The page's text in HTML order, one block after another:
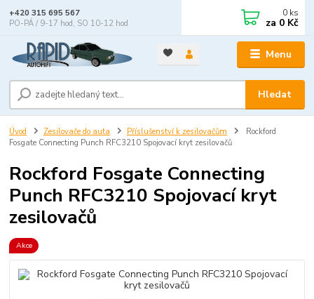
Menu
Hledat
+420 315 695 567
PO-PÁ / 9-17 hod, SO 10-12 hod
0 ks
za 0 Kč
Úvod Zesilovače do auta Příslušenství k zesilovačům
Rockford
Fosgate Connecting Punch RFC3210 Spojovací kryt zesilovačů
Rockford Fosgate Connecting
Punch RFC3210 Spojovací kryt
zesilovačů
Akce